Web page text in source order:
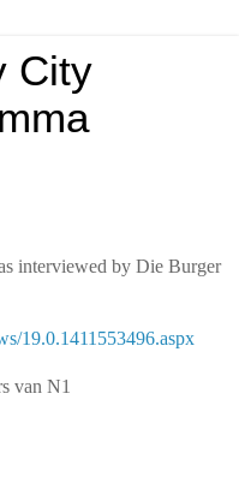
City
interviewed by Die Burger
19.0.1411553496.aspx
van N1